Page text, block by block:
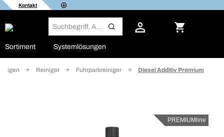
Kontakt
Sortiment Systemlösungen
Reiniger Fuhrparkreiniger Diesel Additiv Premium
PREMIUMline